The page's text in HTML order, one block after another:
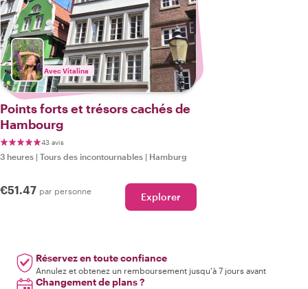
Avec Vitalina
Points forts et trésors cachés de
Hambourg
43 avis
3 heures | Tours des incontournables | Hamburg
€51.47 par personne Explorer
Réservez en toute confiance
Annulez et obtenez un remboursement jusqu'à 7 jours avant
Changement de plans ?